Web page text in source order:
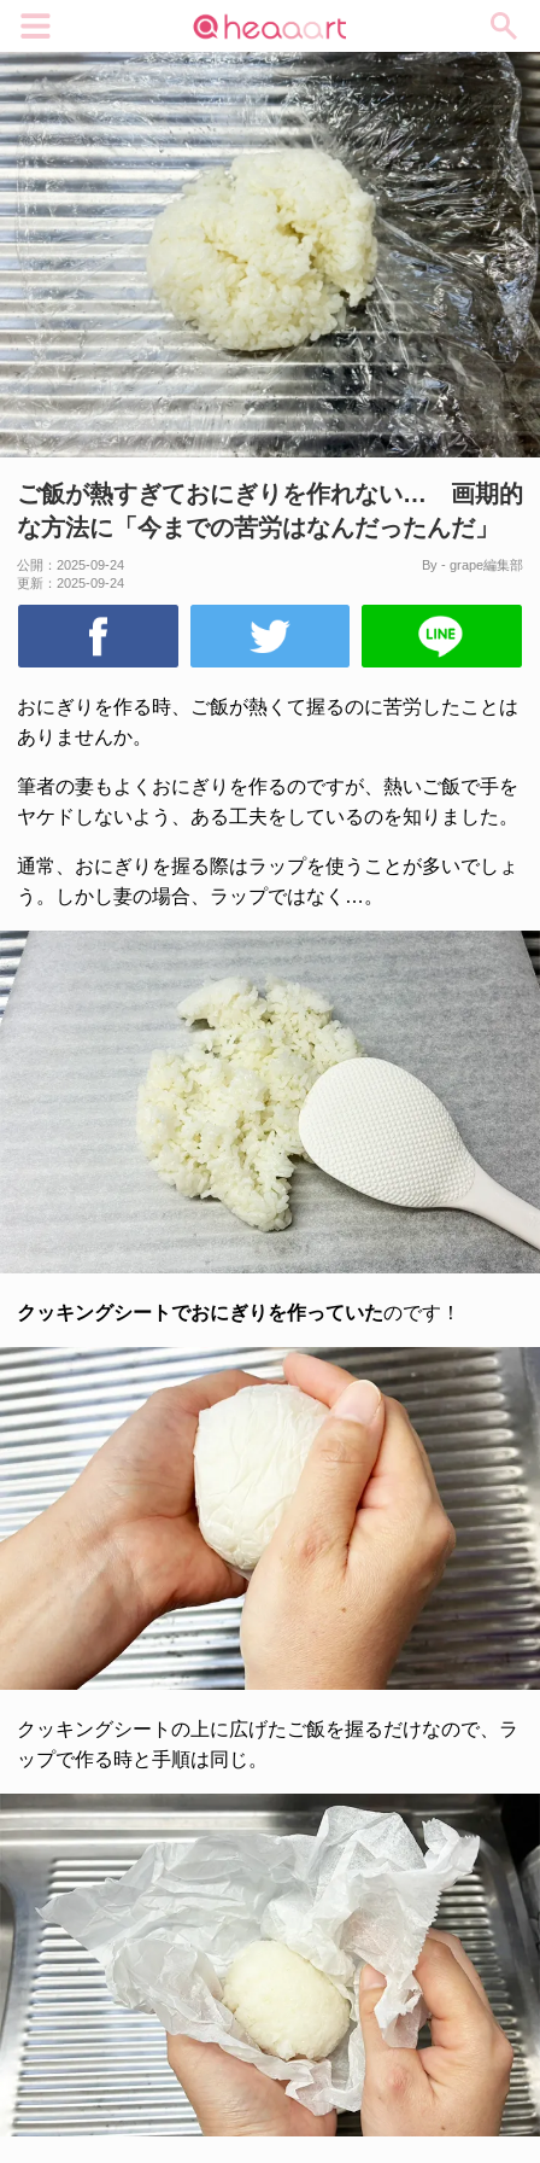
ご飯が熱すぎておにぎりを作れない… 画期的
な方法に「今までの苦労はなんだったんだ」
公開： 2025-09-24
更新： 2025-09-24
By - grape編集部
おにぎりを作る時、ご飯が熱くて握るのに苦労したことは
ありませんか。
筆者の妻もよくおにぎりを作るのですが、熱いご飯で手を
ヤケドしないよう、ある工夫をしているのを知りました。
通常、おにぎりを握る際はラップを使うことが多いでしょ
う。しかし妻の場合、ラップではなく…。
クッキングシートでおにぎりを作っていたのです！
クッキングシートの上に広げたご飯を握るだけなので、ラ
ップで作る時と手順は同じ。